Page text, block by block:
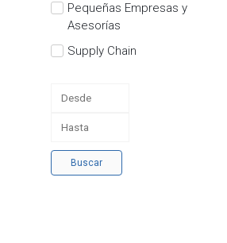
Pequeñas Empresas y
Asesorías
Supply Chain
Buscar